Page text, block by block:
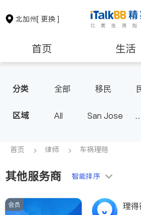
北加州[ 更换 ]
首页 生活
保险理财 房地产租
银行贷款
建筑装修
非盈利
分类 全部 移民
律师-其它
人身伤
区域 All
San Jose
Fremont & Oakland
首页 律师 车祸理赔
其他服务商 智能排序
会员 理